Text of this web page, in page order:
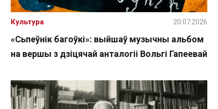
«Сьпеўнік багоўкі»: выйшаў музычны альбом
на вершы з дзіцячай анталогіі Вольгі Гапеевай
Культура 20.07.2026